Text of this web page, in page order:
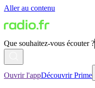
Aller au contenu
Que souhaitez-vous écouter ?
Ouvrir l'appDécouvrir Prime